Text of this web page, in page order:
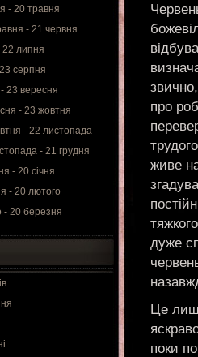
- 20 травня
- 21 червня
22 липня
серпня
23 вересня
- 23 жовтня
- 22 листопада
- 21 грудня
- 20 січня
- 20 лютого
- 20 березня
про
живе
дуже
Це
поки